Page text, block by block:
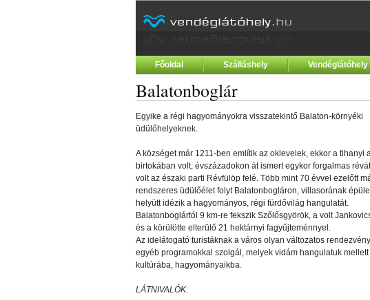
Főoldal Szálláshely Vendéglátóhely
Balatonboglár
Egyike a régi hagyományokra visszatekintő Balaton-környéki
üdülőhelyeknek.
A községet már 1211-ben említik az oklevelek, ekkor a tihanyi
birtokában volt, évszázadokon át ismert egykor forgalmas
volt az északi parti Révfülöp felé. Több mint 70 évvel ezelőtt
rendszeres üdülőélet folyt Balatonbogláron, villasorának
helyütt idézik a hagyományos, régi fürdővilág hangulatát.
Balatonboglártól 9 km-re fekszik Szőlősgyörök, a volt
és a körülötte elterülő 21 hektárnyi fagyűjteménnyel.
Az idelátogató turistáknak a város olyan változatos
egyéb programokkal szolgál, melyek vidám hangulatuk
kultúrába, hagyományaikba.
LÁTNIVALÓK: